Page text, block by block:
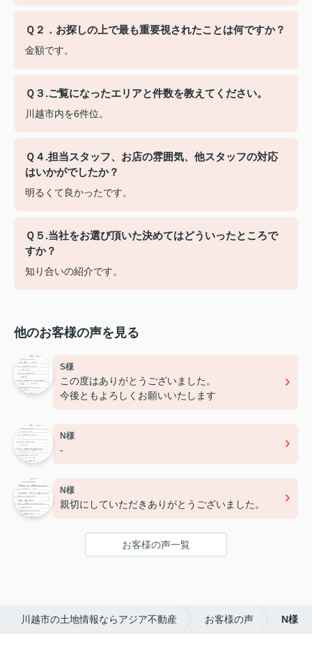
Ｑ２．お探しの上で最も重要視されたことは何ですか？
金額です。
Ｑ３.ご覧になったエリアと件数を教えてください。
川越市内を6件位。
Ｑ４.担当スタッフ、お店の雰囲気、他スタッフの対応
はいかがでしたか？
明るくて良かったです。
Ｑ５.当社をお選び頂いた決めてはどういったところで
すか？
知り合いの紹介です。
他のお客様の声を見る
S様
この度はありがとうございました。
今後ともよろしくお願いいたします
N様
-
N様
親切にしていただきありがとうございました。
お客様の声一覧
川越市の土地情報ならアジア不動産 お客様の声 N様